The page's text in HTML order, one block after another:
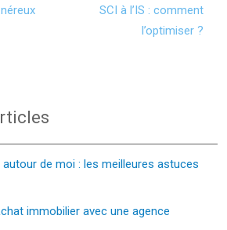
SCI à l’IS : comment
l’optimiser ?
de moi : les meilleures astuces
immobilier avec une agence